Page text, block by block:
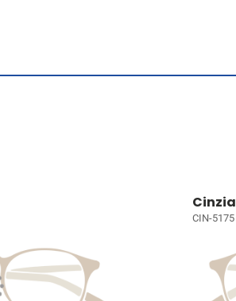
Cinzia
CIN-5175